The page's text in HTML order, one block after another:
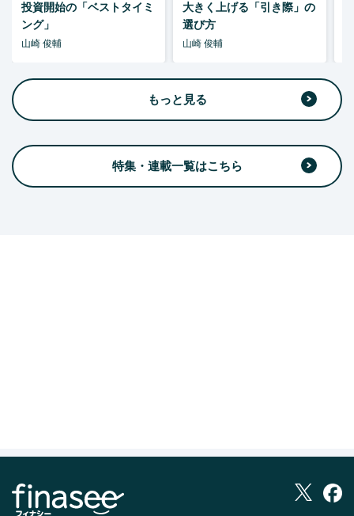
投資開始の「ベストタイミ
ング」
山崎 俊輔
大きく上げる「引き際」の
選び方
山崎 俊輔
もっと見る
特集・連載一覧はこちら